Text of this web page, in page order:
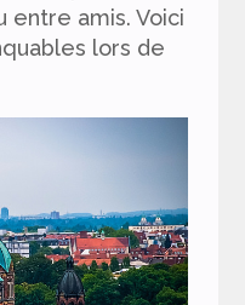
entre amis. Voici
lors de